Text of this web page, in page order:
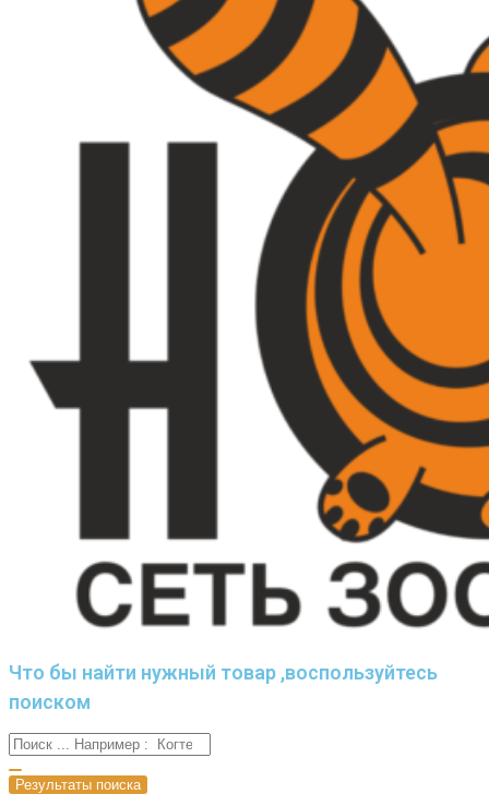
Что бы найти нужный товар ,воспользуйтесь
поиском
Результаты поиска